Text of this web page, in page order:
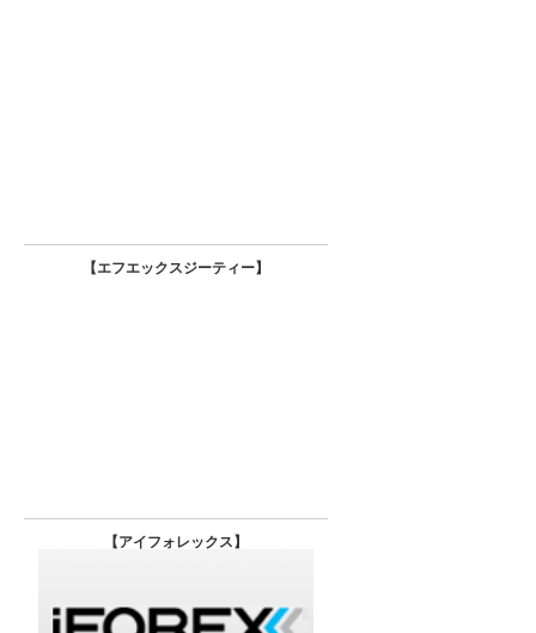
【エフエックスジーティー】
【 アイフォレックス】